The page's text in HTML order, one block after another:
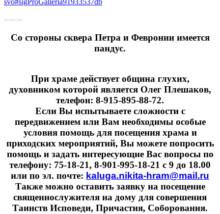
Social Like
Cо стороны сквера Петра и Февронии имеется
пандус.
При храме действует община глухих,
духовником которой является Олег Плешаков,
телефон: 8-915-895-88-72.
Если Вы испытываете сложности с
передвижением или Вам необходимы особые
условия помощь для посещения храма и
приходских мероприятий, Вы можете попросить
помощь и задать интересующие Вас вопросы по
телефону: 75-18-21, 8-901-995-18-21 с 9 до 18.00
или по эл. почте: kaluga.nikita-hram@mail.ru
Также можно оставить заявку на посещение
священнослужителя на дому для совершения
Таинств Исповеди, Причастия, Соборования.